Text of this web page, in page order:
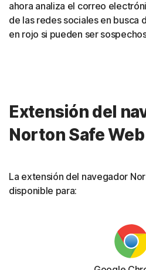
ahora analiza el correo
de las redes sociales en busca
en rojo si pueden ser
Extensión del
Norton Safe Web
La extensión del navegador
disponible para: